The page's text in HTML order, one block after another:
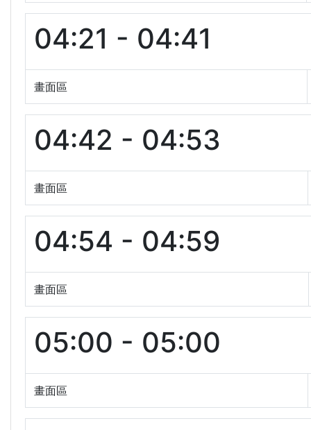
04:21 - 04:41
畫面區
04:42 - 04:53
畫面區
04:54 - 04:59
畫面區
05:00 - 05:00
畫面區